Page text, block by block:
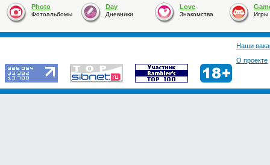
Photo
Фотоальбомы
Day
Дневники
Love
Знакомства Игры
Наши
О проекте